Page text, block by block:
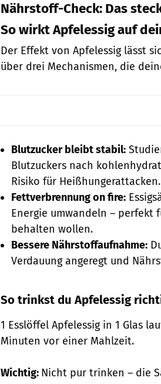
Nährstoff-Check: Das
So wirkt Apfelessig auf
Der Effekt von Apfelessig lässt
über drei Mechanismen, die
Blutzucker bleibt stabil:
Blutzuckers nach
Risiko für Heißhungerattacken.
Fettverbrennung on fire:
Energie umwandeln – perfekt
behalten wollen.
Bessere Nährstoffaufnahme:
Verdauung angeregt und
So trinkst du Apfelessig
1 Esslöffel Apfelessig in 1 Glas
Minuten vor einer Mahlzeit.
Wichtig: Nicht pur trinken – die